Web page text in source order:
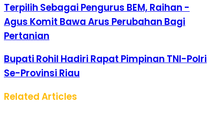
Terpilih Sebagai Pengurus BEM, Raihan -
Agus Komit Bawa Arus Perubahan Bagi
Pertanian
Bupati Rohil Hadiri Rapat Pimpinan TNI-Polri
Se-Provinsi Riau
Related Articles